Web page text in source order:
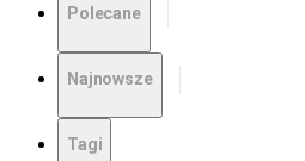
Polecane
Najnowsze
Tagi